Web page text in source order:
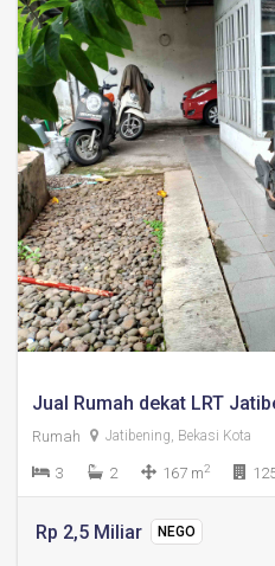
Jual Rumah dekat LRT
Rumah Jatibening, Bekasi Kota
3 2 167 m2
Rp 2,5 Miliar NEGO